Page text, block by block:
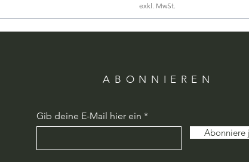
exkl. MwSt.
ABONNIEREN
Gib deine E-Mail hier ein
Abonniere